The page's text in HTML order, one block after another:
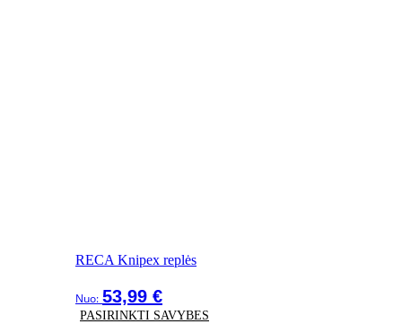
RECA Knipex replės
Nuo: 53,99 €
PASIRINKTI SAVYBES